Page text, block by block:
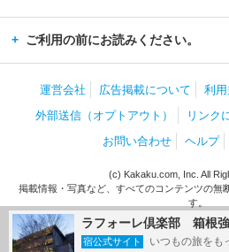
ラフォーレ倶楽部 箱根
宿公式サイト いつもの旅をも
ご利用の前にお読みください。
運営会社 広告掲載について 利
外部送信（オプトアウト）
リンク
お問い合わせ
ヘルプ
(c) Kakaku.com, Inc. All
掲載情報・写真など、すべてのコンテンツの無
す。